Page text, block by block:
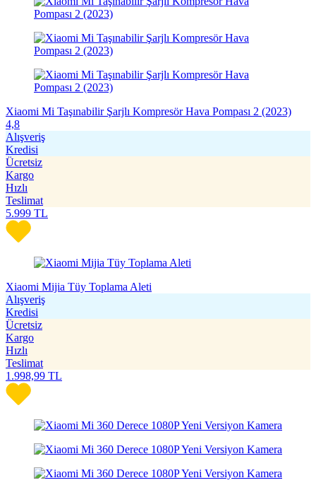
Xiaomi Mi Taşınabilir Şarjlı Kompresör Hava Pompası 2 (2023)
4,8
Alışveriş
Kredisi
Ücretsiz
Kargo
Hızlı
Teslimat
5.999 TL
Xiaomi Mijia Tüy Toplama Aleti
Alışveriş
Kredisi
Ücretsiz
Kargo
Hızlı
Teslimat
1.998,99 TL